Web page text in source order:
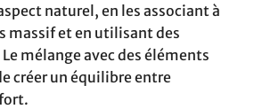
naturel, en les associant à
massif et en utilisant des
mélange avec des éléments
créer un équilibre entre